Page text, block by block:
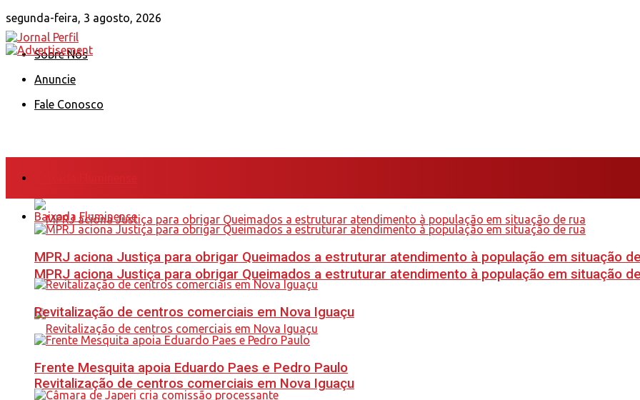
segunda-feira, 3 agosto, 2026
Sobre Nós
Anuncie
Fale Conosco
MPRJ aciona Justiça para obrigar Queimados a estruturar atendimento à população em situação
Revitalização de centros comerciais em Nova Iguaçu
Baixada Fluminense
MPRJ aciona Justiça para obrigar Queimados a estruturar atendimento à população em situação
Revitalização de centros comerciais em Nova Iguaçu
Frente Mesquita apoia Eduardo Paes e Pedro Paulo